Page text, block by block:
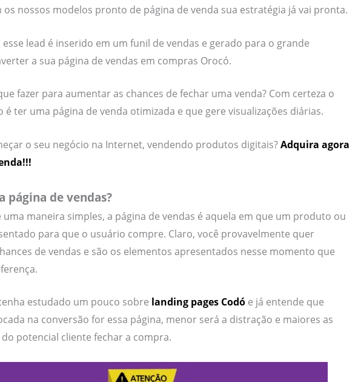
nossos modelos pronto de página de venda sua estratégia já vai pronta.
lead é inserido em um funil de vendas e gerado para o grande
a sua página de vendas em compras Orocó.
fazer para aumentar as chances de fechar uma venda? Com certeza o
é ter uma página de venda otimizada e que gere visualizações diárias.
o seu negócio na Internet, vendendo produtos digitais?Adquira agora
página de vendas?
uma maneira simples, a página de vendas é aquela em que um produto ou
para que o usuário compre. Claro, você provavelmente quer
de vendas e são os elementos apresentados nesse momento que
estudado um pouco sobre landing pages Codóe já entende que
na conversão for essa página, menor será a distração e maiores as
potencial cliente fechar a compra.